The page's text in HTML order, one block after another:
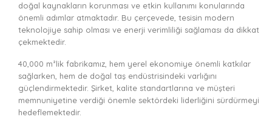
doğal kaynakların korunması ve etkin kullanımı konularında
önemli adımlar atmaktadır. Bu çerçevede, tesisin modern
teknolojiye sahip olması ve enerji verimliliği sağlaması da dikkat
çekmektedir.
40,000 m²lik fabrikamız, hem yerel ekonomiye önemli katkılar
sağlarken, hem de doğal taş endüstrisindeki varlığını
güçlendirmektedir. Şirket, kalite standartlarına ve müşteri
memnuniyetine verdiği önemle sektördeki liderliğini sürdürmeyi
hedeflemektedir.